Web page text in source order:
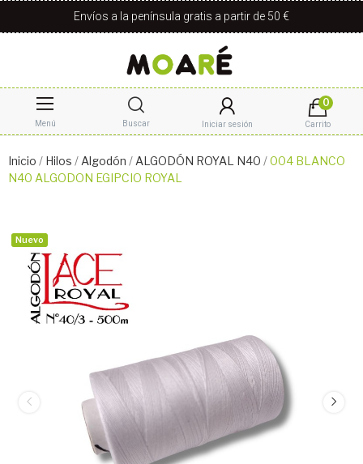
Envíos a la península gratis a partir de 50 €
Menú Buscar Iniciar sesión
0
Carrito
Inicio Hilos Algodón ALGODÓN ROYAL N40
004 BLANCO
N40 ALGODON EGIPCIO ROYAL
Nuevo